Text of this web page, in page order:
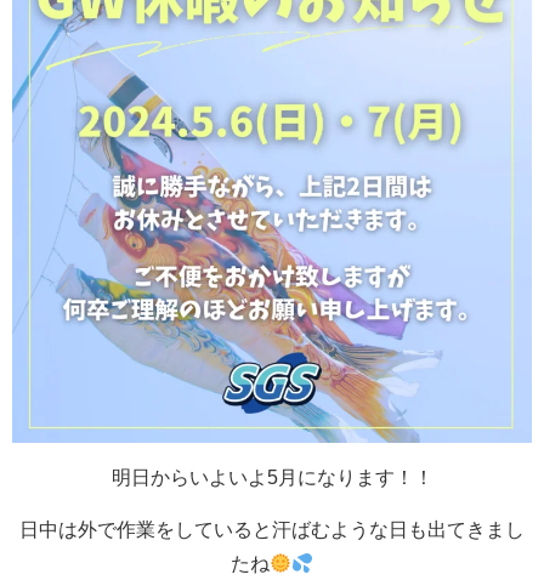
明日からいよいよ5月になります！！
日中は外で作業をしていると汗ばむような日も出てきまし
たね